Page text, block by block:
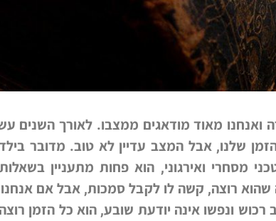
תורה ואנחנו מאוד מודאגים ממצבו. לאורך השנים
שלנו, אבל המצב עדיין לא טוב. מדובר
מסחרי ואירגוני, הוא פחות מתעניין בשאלות
שהוא רוצה, קשה לו לקבל סמכות, אבל אם
ונפשו אינה יודעת שובע, הוא כל הזמן